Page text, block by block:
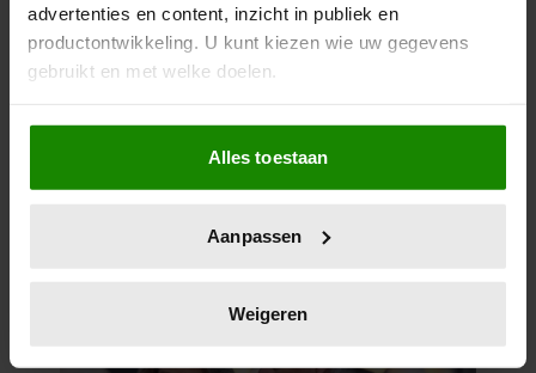
advertenties en content, inzicht in publiek en
productontwikkeling. U kunt kiezen wie uw gegevens
gebruikt en met welke doelen.
Als u het toestaat, willen we ook graag:
Informatie verzamelen over uw geografische
locatie, die tot een paar meter nauwkeurig kan zijn
scannen op specifieke eigenschappen (fingerprinting)
verwerkt en stel uw voorkeuren in het
intrekken in de Cookieverklaring.
Alles toestaan
Aanpassen
Weigeren